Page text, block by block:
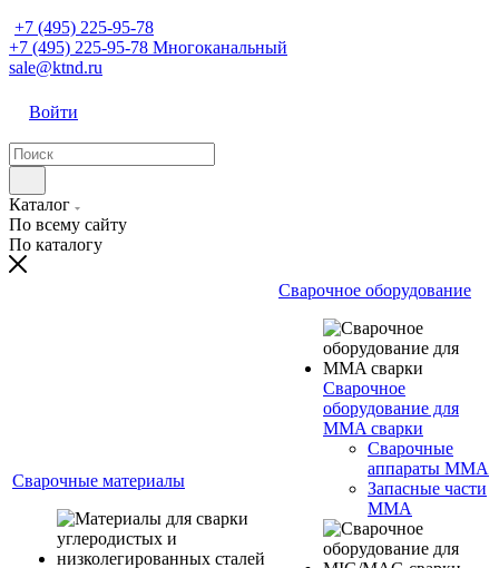
+7 (495) 225-95-78
+7 (495) 225-95-78 Многоканальный
sale@ktnd.ru
Войти
Каталог
По всему сайту
По каталогу
Сварочные материалы
Сварочное оборудование
Сварочное
оборудование для
MMA сварки
Сварочные
аппараты MMA
Запасные части
MMA